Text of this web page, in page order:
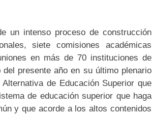
un intenso proceso de construcción
siete comisiones académicas
en más de 70 instituciones de
presente año en su último plenario
de Educación Superior que
de educación superior que haga
y que acorde a los altos contenidos